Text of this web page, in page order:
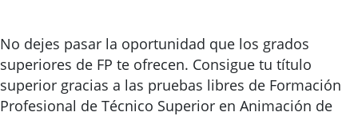
No dejes pasar la oportunidad que los grados
superiores de FP te ofrecen. Consigue tu título
superior gracias a las pruebas libres de Formación
Profesional de Técnico Superior en Animación de